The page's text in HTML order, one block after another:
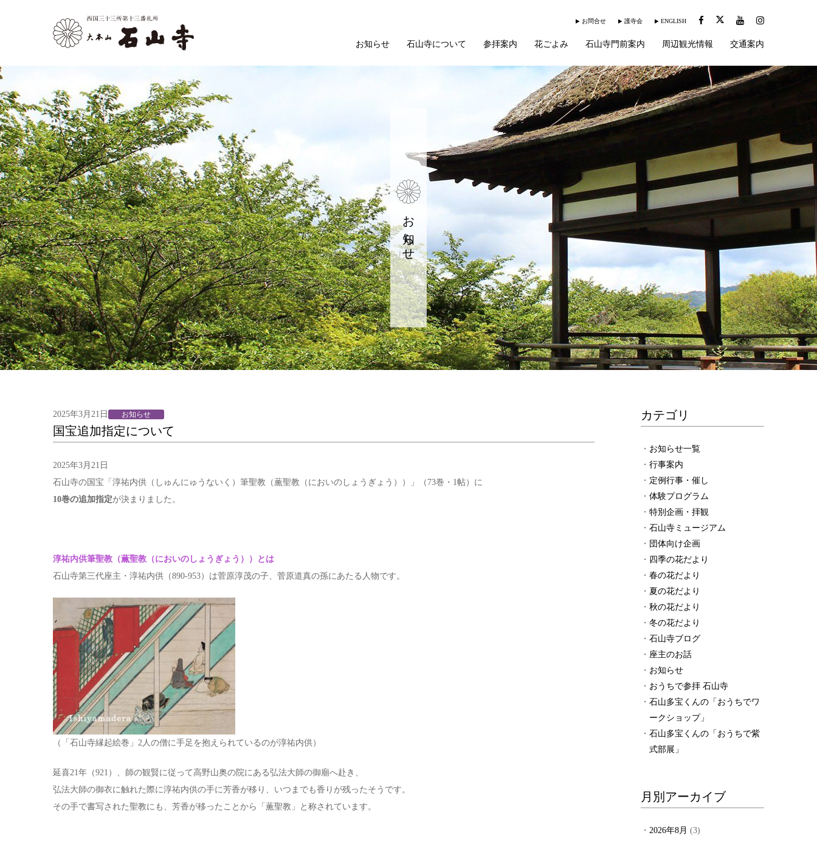
お問合せ 護寺会 ENGLISH
お知らせ 石山寺について 参拝案内 花ごよみ 石山寺門前案内 周辺観光情報 交通案内
お知らせ
2025年3月21日 お知らせ
国宝追加指定について
2025年3月21日
石山寺の国宝「淳祐内供（しゅんにゅうないく）筆聖教（薫聖教（においのしょうぎょう））」（73巻・1帖）に
10巻の追加指定が決まりました。
淳祐内供筆聖教（薫聖教（においのしょうぎょう））とは
石山寺第三代座主・淳祐内供（890-953）は菅原淳茂の子、菅原道真の孫にあたる人物です。
（「石山寺縁起絵巻」2人の僧に手足を抱えられているのが淳祐内供）
延喜21年（921）、師の観賢に従って高野山奥の院にある弘法大師の御廟へ赴き、
弘法大師の御衣に触れた際に淳祐内供の手に芳香が移り、いつまでも香りが残ったそうです。
その手で書写された聖教にも、芳香が移ったことから「薫聖教」と称されています。
カテゴリ
お知らせ一覧
行事案内
定例行事・催し
体験プログラム
特別企画・拝観
石山寺ミュージアム
団体向け企画
四季の花だより
春の花だより
夏の花だより
秋の花だより
冬の花だより
石山寺ブログ
座主のお話
お知らせ
おうちで参拝 石山寺
石山多宝くんの「おうちでワ
ークショップ」
石山多宝くんの「おうちで紫
式部展」
月別アーカイブ
2026年8月 (3)